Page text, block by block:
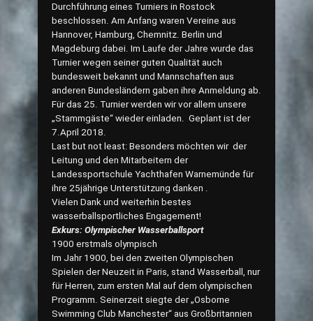
Durchführung eines Turniers in Rostock
beschlossen. Am Anfang waren Vereine aus
Hannover, Hamburg, Chemnitz. Berlin und
Magdeburg dabei. Im Laufe der Jahre wurde das
Turnier wegen seiner guten Qualität auch
bundesweit bekannt und Mannschaften aus
anderen Bundesländern gaben ihre Anmeldung ab.
Für das 25. Turnier werden wir vor allem unsere
„Stammgäste“ wieder einladen. Geplant ist der
7.April 2018.
Last but not least: Besonders möchten wir der
Leitung und den Mitarbeitern der
Landessportschule Yachthafen Warnemünde für
ihre 25jährige Unterstützung danken .
Vielen Dank und weiterhin bestes
wasserballsportliches Engagement!
Exkurs: Olympischer Wasserballsport
1900 erstmals olympisch
Im Jahr 1900, bei den zweiten Olympischen
Spielen der Neuzeit in Paris, stand Wasserball, nur
für Herren, zum ersten Mal auf dem olympischen
Programm. Seinerzeit siegte der „Osborne
Swimming Club Manchester“ aus Großbritannien